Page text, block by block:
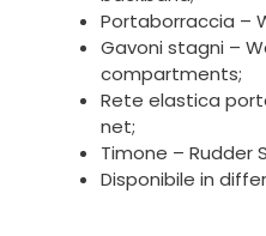
Portaborraccia –
Gavoni stagni –
compartments;
Rete elastica
net;
Timone – Rudder
Disponibile in